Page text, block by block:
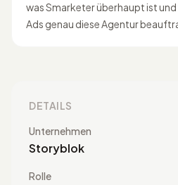
was Smarketer überhaupt ist
Ads genau diese Agentur
DETAILS
Unternehmen
Storyblok
Rolle